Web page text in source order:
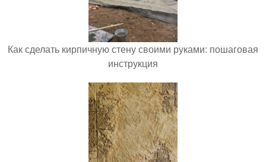
Как сделать кирпичную стену своими руками: пошаговая
инструкция